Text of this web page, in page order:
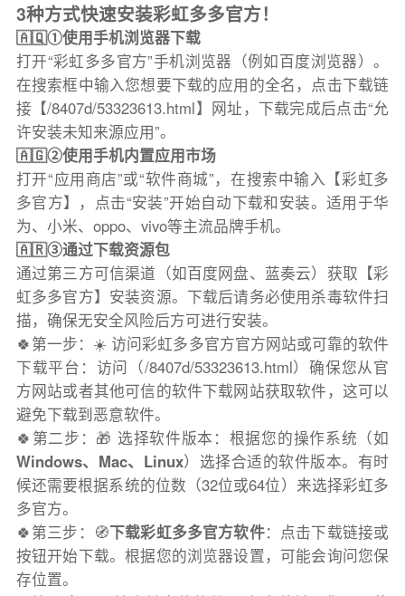
3种方式快速安装彩虹多多官方！
🇦🇶①使用手机浏览器下载
打开“彩虹多多官方”手机浏览器（例如百度浏览器）。
在搜索框中输入您想要下载的应用的全名，点击下载链
接【/8407d/53323613.html】网址，下载完成后点击“允
许安装未知来源应用”。
🇦🇬②使用手机内置应用市场
打开“应用商店”或“软件商城”，在搜索中输入【彩虹多
多官方】，点击“安装”开始自动下载和安装。适用于华
为、小米、oppo、vivo等主流品牌手机。
🇦🇷③通过下载资源包
通过第三方可信渠道（如百度网盘、蓝奏云）获取【彩
虹多多官方】安装资源。下载后请务必使用杀毒软件扫
描，确保无安全风险后方可进行安装。
🍀第一步：☀️ 访问彩虹多多官方官方网站或可靠的软件
下载平台：访问（/8407d/53323613.html）确保您从官
方网站或者其他可信的软件下载网站获取软件，这可以
避免下载到恶意软件。
🍀第二步：🎁 选择软件版本：根据您的操作系统（如
Windows、Mac、Linux）选择合适的软件版本。有时
候还需要根据系统的位数（32位或64位）来选择彩虹多
多官方。
🍀第三步：🧭下载彩虹多多官方软件：点击下载链接或
按钮开始下载。根据您的浏览器设置，可能会询问您保
存位置。